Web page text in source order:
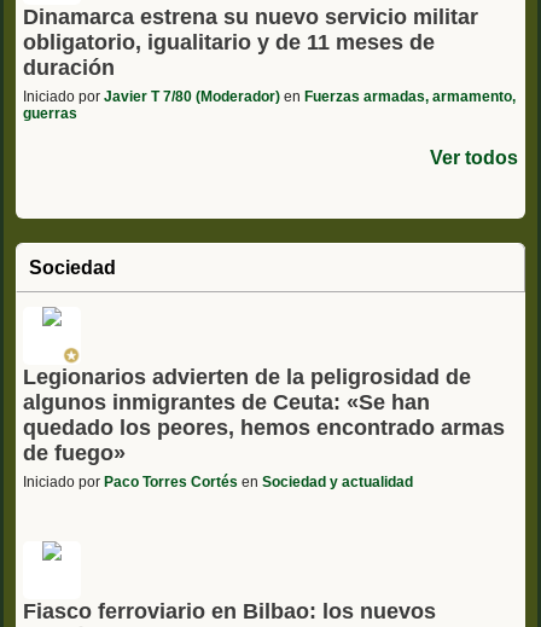
Dinamarca estrena su nuevo servicio militar
obligatorio, igualitario y de 11 meses de
duración
Iniciado por Javier T 7/80 (Moderador) en Fuerzas armadas, armamento,
guerras
Ver todos
Sociedad
Legionarios advierten de la peligrosidad de
algunos inmigrantes de Ceuta: «Se han
quedado los peores, hemos encontrado armas
de fuego»
Iniciado por Paco Torres Cortés en Sociedad y actualidad
Fiasco ferroviario en Bilbao: los nuevos